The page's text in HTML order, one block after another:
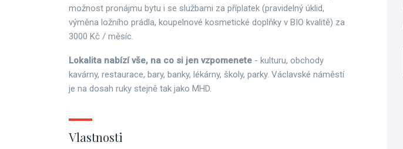
možnost pronájmu bytu i se službami za příplatek (pravidelný úklid,
výměna ložního prádla, koupelnové kosmetické doplňky v BIO kvalitě) za
3000 Kč / měsíc.
Lokalita nabízí vše, na co si jen vzpomenete - kulturu, obchody
kavárny, restaurace, bary, banky, lékárny, školy, parky. Václavské náměstí
je na dosah ruky stejně tak jako MHD.
Vlastnosti